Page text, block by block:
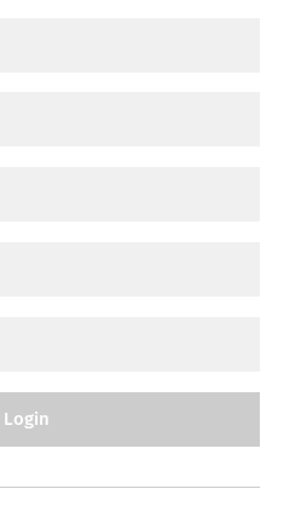
Login